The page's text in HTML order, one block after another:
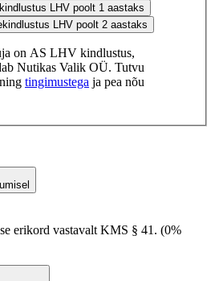
LHV poolt 1 aastaks
LHV poolt 2 aastaks
on AS LHV kindlustus,
Nutikas Valik OÜ. Tutvu
ning tingimustega ja pea nõu
erikord vastavalt KMS § 41. (0%